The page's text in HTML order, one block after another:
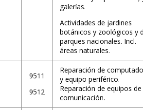
galerías.
Actividades de jardines
botánicos y zoológicos y
parques nacionales. Incl.
áreas naturales.
9511
9512
Reparación de
y equipo periférico.
Reparación de equipos de
comunicación.